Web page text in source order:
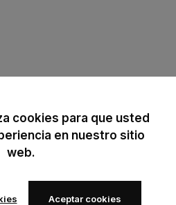
cookies para que usted
en nuestro sitio
web.
Aceptar cookies